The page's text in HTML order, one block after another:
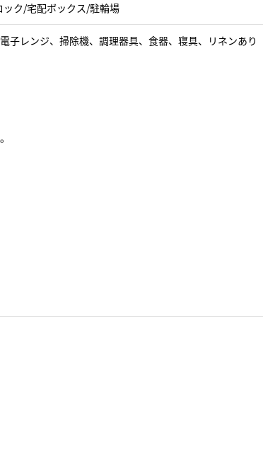
ク/宅配ボックス/駐輪場
子レンジ、掃除機、調理器具、食器、寝具、リネンあり